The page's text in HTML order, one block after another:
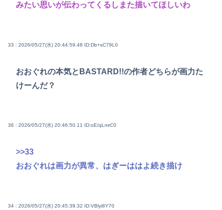
みたい思いが伝わってくるしまた描いてほしいわ
33 : 2026/05/27(水) 20:44:59.48 ID:Db+sC79L0
おおぐれの本気とBASTARD!!の作者どちらが画力た
けーんだ？
36 : 2026/05/27(水) 20:46:50.11 ID:oE/qLmrC0
>>33
おおぐれは画力が異常、はぎーははよ続き描け
34 : 2026/05/27(水) 20:45:39.32 ID:VBlyi8Y70